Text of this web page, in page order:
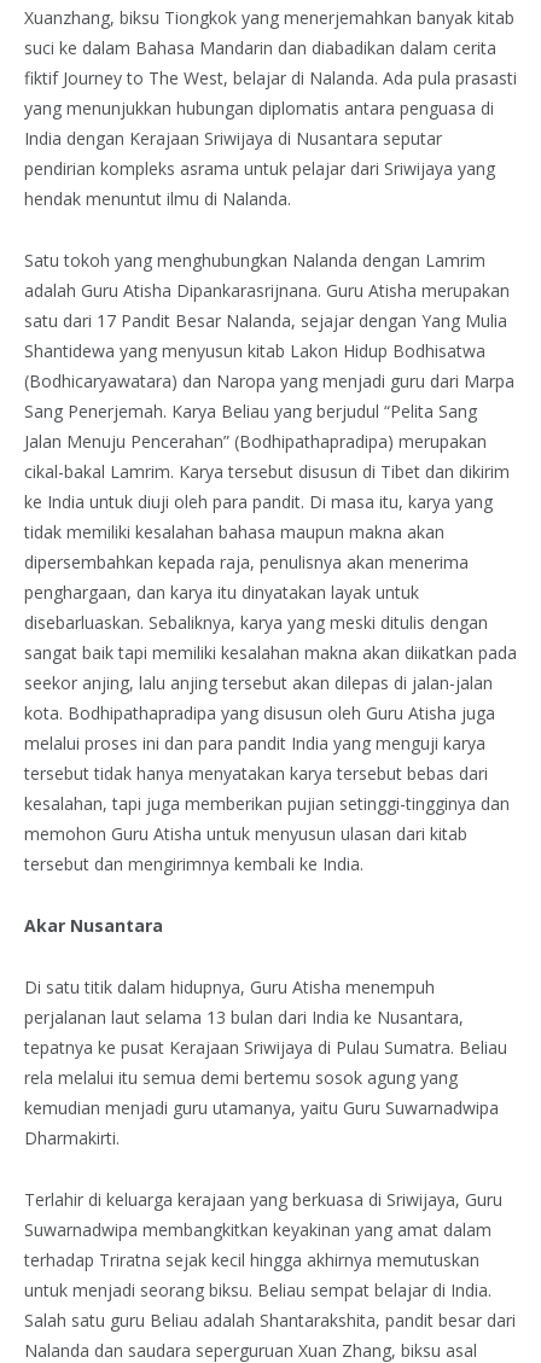
Xuanzhang, biksu Tiongkok yang menerjemahkan banyak kitab
suci ke dalam Bahasa Mandarin dan diabadikan dalam cerita
fiktif Journey to The West, belajar di Nalanda. Ada pula prasasti
yang menunjukkan hubungan diplomatis antara penguasa di
India dengan Kerajaan Sriwijaya di Nusantara seputar
pendirian kompleks asrama untuk pelajar dari Sriwijaya yang
hendak menuntut ilmu di Nalanda.
Satu tokoh yang menghubungkan Nalanda dengan Lamrim
adalah Guru Atisha Dipankarasrijnana. Guru Atisha merupakan
satu dari 17 Pandit Besar Nalanda, sejajar dengan Yang Mulia
Shantidewa yang menyusun kitab Lakon Hidup Bodhisatwa
(Bodhicaryawatara) dan Naropa yang menjadi guru dari Marpa
Sang Penerjemah. Karya Beliau yang berjudul “Pelita Sang
Jalan Menuju Pencerahan” (Bodhipathapradipa) merupakan
cikal-bakal Lamrim. Karya tersebut disusun di Tibet dan dikirim
ke India untuk diuji oleh para pandit. Di masa itu, karya yang
tidak memiliki kesalahan bahasa maupun makna akan
dipersembahkan kepada raja, penulisnya akan menerima
penghargaan, dan karya itu dinyatakan layak untuk
disebarluaskan. Sebaliknya, karya yang meski ditulis dengan
sangat baik tapi memiliki kesalahan makna akan diikatkan pada
seekor anjing, lalu anjing tersebut akan dilepas di jalan-jalan
kota. Bodhipathapradipa yang disusun oleh Guru Atisha juga
melalui proses ini dan para pandit India yang menguji karya
tersebut tidak hanya menyatakan karya tersebut bebas dari
kesalahan, tapi juga memberikan pujian setinggi-tingginya dan
memohon Guru Atisha untuk menyusun ulasan dari kitab
tersebut dan mengirimnya kembali ke India.
Akar Nusantara
Di satu titik dalam hidupnya, Guru Atisha menempuh
perjalanan laut selama 13 bulan dari India ke Nusantara,
tepatnya ke pusat Kerajaan Sriwijaya di Pulau Sumatra. Beliau
rela melalui itu semua demi bertemu sosok agung yang
kemudian menjadi guru utamanya, yaitu Guru Suwarnadwipa
Dharmakirti.
Terlahir di keluarga kerajaan yang berkuasa di Sriwijaya, Guru
Suwarnadwipa membangkitkan keyakinan yang amat dalam
terhadap Triratna sejak kecil hingga akhirnya memutuskan
untuk menjadi seorang biksu. Beliau sempat belajar di India.
Salah satu guru Beliau adalah Shantarakshita, pandit besar dari
Nalanda dan saudara seperguruan Xuan Zhang, biksu asal